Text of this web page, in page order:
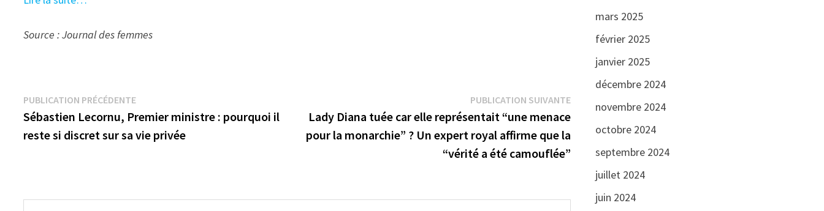
Source : Journal des femmes
Navigation
de
PUBLICATION PRÉCÉDENTEPublication
précédente :
Sébastien Lecornu, Premier ministre : pourquoi il
reste si discret sur sa vie privée
PUBLICATION SUIVANTEPublication
suivante :
Lady Diana tuée car elle représentait “une menace
pour la monarchie” ? Un expert royal affirme que la
“vérité a été camouflée”
mars 2025
février 2025
janvier 2025
décembre 2024
novembre 2024
octobre 2024
septembre 2024
juillet 2024
juin 2024